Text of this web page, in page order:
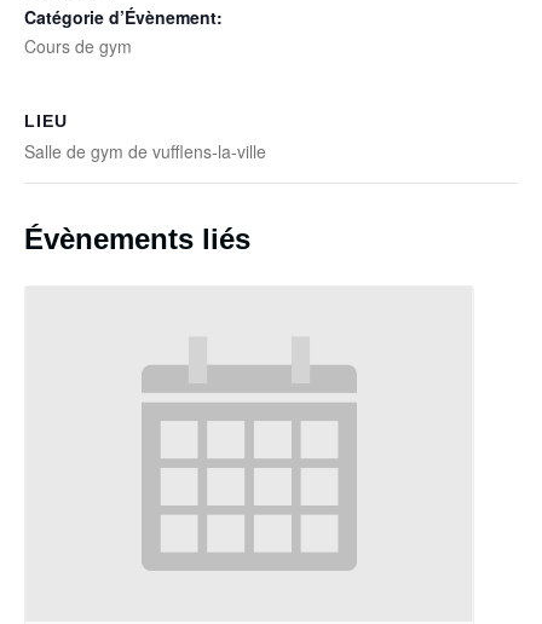
Catégorie d’Évènement:
Cours de gym
LIEU
Salle de gym de vufflens-la-ville
Évènements liés